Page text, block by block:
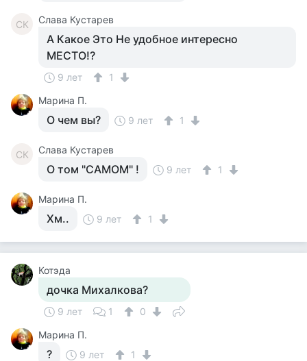
СК Слава Кустарев
А Какое Это Не удобное интересно
МЕСТО!?
9 лет
1
Марина П.
О чем вы? 9 лет 1
СК Слава Кустарев
О том "САМОМ" ! 9 лет 1
Марина П.
Хм.. 9 лет 1
Котэда
дочка Михалкова?
9 лет 1
0
Марина П.
? 9 лет 1